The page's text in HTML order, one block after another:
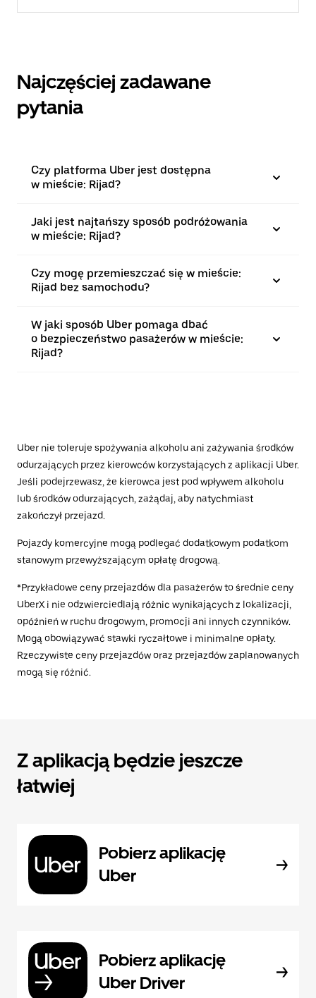
Najczęściej zadawane
pytania
Czy platforma Uber jest dostępna
w mieście: Rijad?
Jaki jest najtańszy sposób podróżowania
w mieście: Rijad?
Czy mogę przemieszczać się w mieście:
Rijad bez samochodu?
W jaki sposób Uber pomaga dbać
o bezpieczeństwo pasażerów w mieście:
Rijad?
Uber nie toleruje spożywania alkoholu ani zażywania środków
odurzających przez kierowców korzystających z aplikacji Uber.
Jeśli podejrzewasz, że kierowca jest pod wpływem alkoholu
lub środków odurzających, zażądaj, aby natychmiast
zakończył przejazd.
Pojazdy komercyjne mogą podlegać dodatkowym podatkom
stanowym przewyższającym opłatę drogową.
*Przykładowe ceny przejazdów dla pasażerów to średnie ceny
UberX i nie odzwierciedlają różnic wynikających z lokalizacji,
opóźnień w ruchu drogowym, promocji ani innych czynników.
Mogą obowiązywać stawki ryczałtowe i minimalne opłaty.
Rzeczywiste ceny przejazdów oraz przejazdów zaplanowanych
mogą się różnić.
Z aplikacją będzie jeszcze
łatwiej
Pobierz aplikację
Uber
Pobierz aplikację
Uber Driver